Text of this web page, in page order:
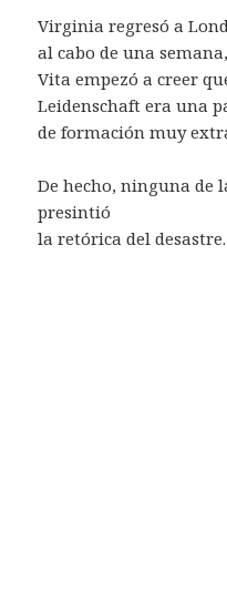
Virginia regresó a
al cabo de una
Vita empezó a creer
Leidenschaft era una
de formación muy
De hecho, ninguna de
presintió
la retórica del desastre.